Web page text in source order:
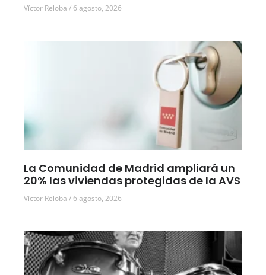
Víctor Reloba 6 agosto, 2026
La Comunidad de Madrid ampliará un
20% las viviendas protegidas de la AVS
Víctor Reloba 6 agosto, 2026